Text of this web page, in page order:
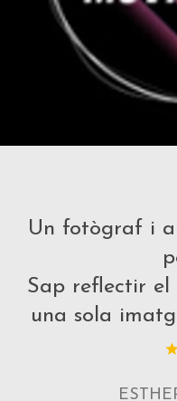
Un fotògraf i
Sap reflectir
una sola